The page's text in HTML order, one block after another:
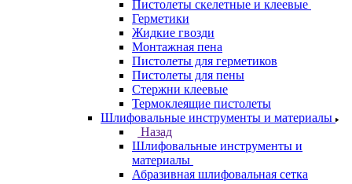
Пистолеты скелетные и клеевые
Герметики
Жидкие гвозди
Монтажная пена
Пистолеты для герметиков
Пистолеты для пены
Стержни клеевые
Термоклеящие пистолеты
Шлифовальные инструменты и материалы
Назад
Шлифовальные инструменты и
материалы
Абразивная шлифовальная сетка